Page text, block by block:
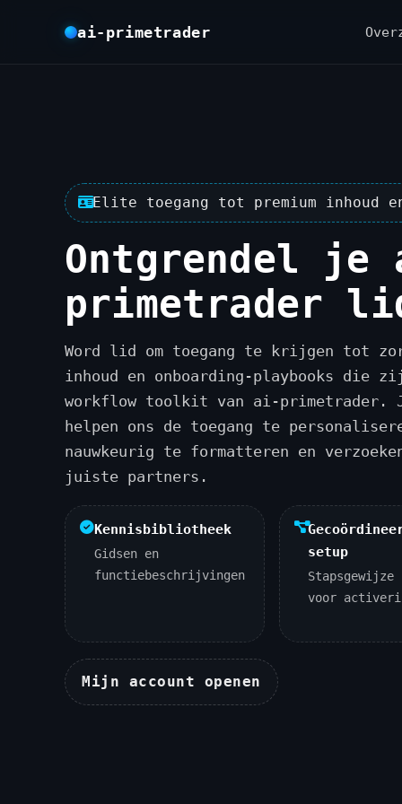
ai-primetrader
Elite toegang tot premium inhoud
Ontgrendel je
primetrader
Word lid om toegang te krijgen tot
inhoud en onboarding-playbooks die
workflow toolkit van ai-primetrader.
helpen ons de toegang te
nauwkeurig te formatteren en
juiste partners.
Kennisbibliotheek
Gidsen en
functiebeschrijvingen
setup
voor
Mijn account openen